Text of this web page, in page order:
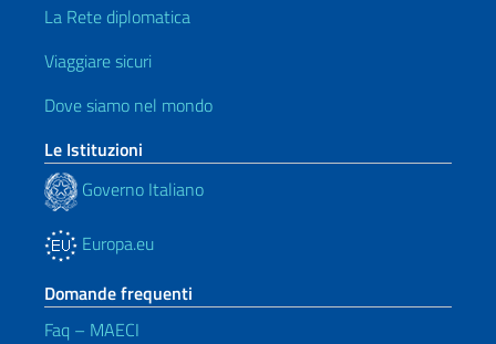
La Rete diplomatica
Viaggiare sicuri
Dove siamo nel mondo
Le Istituzioni
Governo Italiano
Europa.eu
Domande frequenti
Faq – MAECI